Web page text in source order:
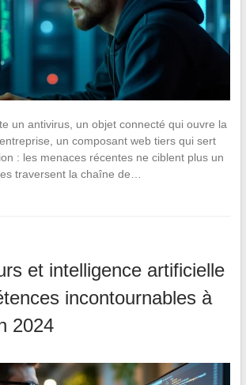
un antivirus, un objet connecté qui ouvre la
un composant web tiers qui sert
: les menaces récentes ne ciblent plus un
traversent la chaîne de…
et intelligence artificielle
incontournables à
2024